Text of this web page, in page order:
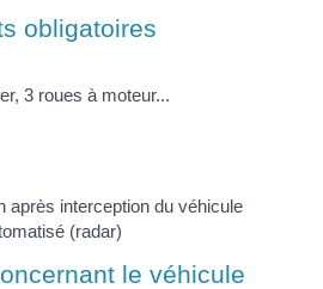
obligatoires
3 roues à moteur...
après interception du véhicule
(radar)
le véhicule